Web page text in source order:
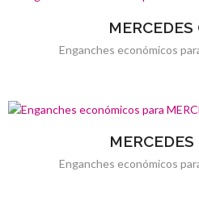
Enganches económicos
Enganches económicos